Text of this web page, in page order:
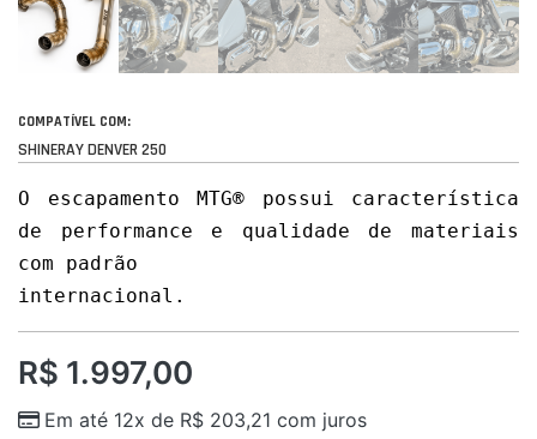
COMPATÍVEL COM:
SHINERAY DENVER 250
O escapamento MTG® possui característica
de performance e qualidade de materiais
com padrão
internacional.
R$ 1.997,00
Em até 12x de R$ 203,21 com juros